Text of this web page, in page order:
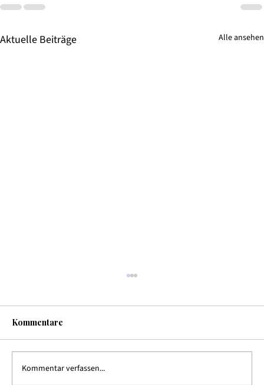
Aktuelle Beiträge Alle ansehen
Kommentare
Kommentar verfassen...